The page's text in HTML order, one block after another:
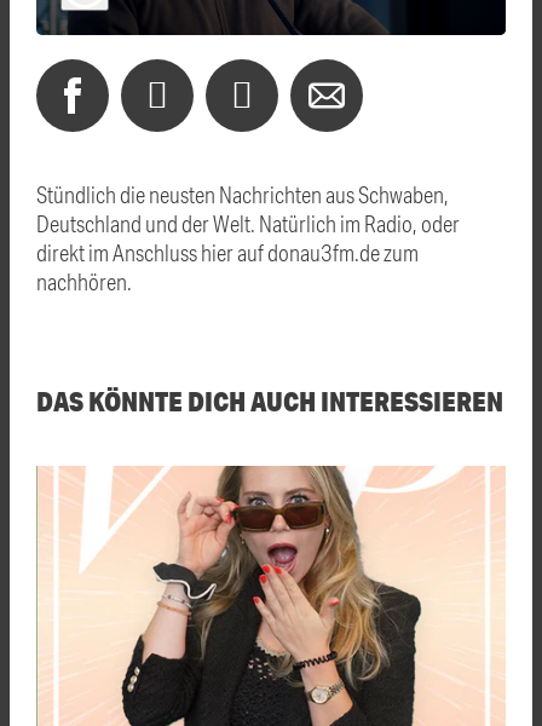
Stündlich die neusten Nachrichten aus Schwaben,
Deutschland und der Welt. Natürlich im Radio, oder
direkt im Anschluss hier auf donau3fm.de zum
nachhören.
DAS KÖNNTE DICH AUCH INTERESSIEREN